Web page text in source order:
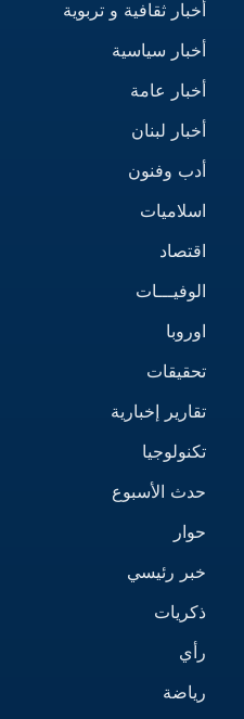
أخبار ثقافية و تربوية
أخبار سياسية
أخبار عامة
أخبار لبنان
أدب وفنون
اسلاميات
اقتصاد
الوفيـــات
اوروبا
تحقيقات
تقارير إخبارية
تكنولوجيا
حدث الأسبوع
حوار
خبر رئيسي
ذكريات
رأي
رياضة